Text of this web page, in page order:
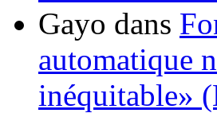
Gayo dans
automatique
inéquitable»